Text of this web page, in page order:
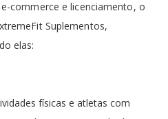
commerce e licenciamento, o
Suplementos,
elas:
físicas e atletas com